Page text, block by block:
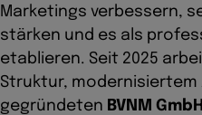
Marketings verbessern,
stärken und es als
etablieren. Seit 2025
Struktur, modernisiertem
gegründeten BVNM GmbH